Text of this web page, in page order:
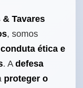
& Tavares
, somos
ética e
. A defesa
proteger o